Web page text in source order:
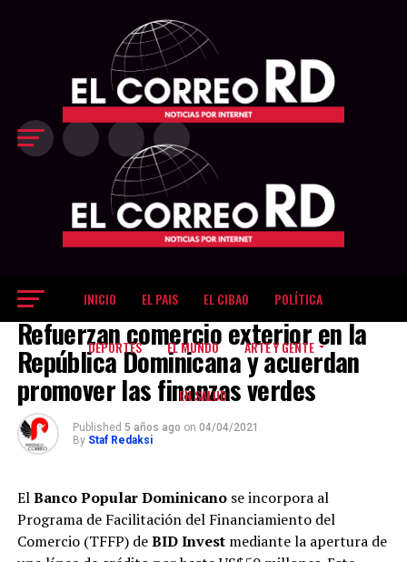
INICIO EL PAIS EL CIBAO POLÍTICA
DEPORTES EL MUNDO ARTE Y GENTE
EN SALUD
EL DINERO
Refuerzan comercio exterior en la
República Dominicana y acuerdan
promover las finanzas verdes
Published 5 años ago on 04/04/2021
By Staf Redaksi
ElBanco Popular Dominicanose incorpora al
Programa de Facilitación del Financiamiento del
Comercio (TFFP) deBID Investmediante la apertura de
Exit mobile version